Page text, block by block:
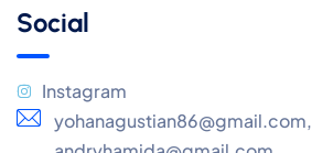
Social
Instagram
yohanagustian86@gmail.com,